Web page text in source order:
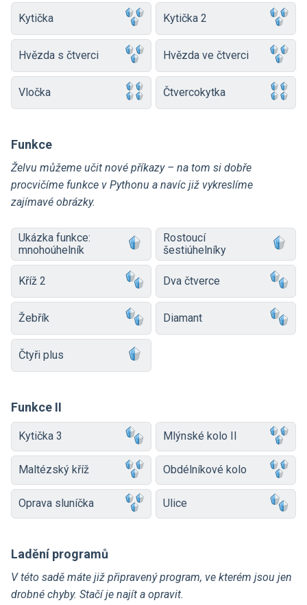
Kytička Kytička 2
Hvězda s čtverci Hvězda ve čtverci
Vločka Čtvercokytka
Funkce
Želvu můžeme učit nové příkazy –⁠ na tom si dobře
procvičíme funkce v Pythonu a navíc již vykreslíme
zajímavé obrázky.
Ukázka funkce:
mnohoúhelník
Rostoucí
šestiúhelníky
Kříž 2 Dva čtverce
Žebřík Diamant
Čtyři plus
Funkce II
Kytička 3 Mlýnské kolo II
Maltézský kříž Obdélníkové kolo
Oprava sluníčka Ulice
Ladění programů
V této sadě máte již připravený program, ve kterém jsou jen
drobné chyby. Stačí je najít a opravit.